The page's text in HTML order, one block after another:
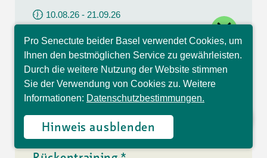
10.08.26 - 21.09.26
09:30 - 10:30 Uhr
Im Westfeld 6, Basel
CHF 140.00
7 Lektionen
Rückentraining / Kurs
Pro Senectute beider Basel verwendet Cookies, um
Ihnen den bestmöglichen Service zu gewährleisten.
Durch die weitere Nutzung der Website stimmen
Sie der Verwendung von Cookies zu. Weitere
Informationen: Datenschutzbestimmungen.
Hinweis ausblenden
Hallo, ich bin Sophia und
beantworte gerne Ihre
Fragen.
close